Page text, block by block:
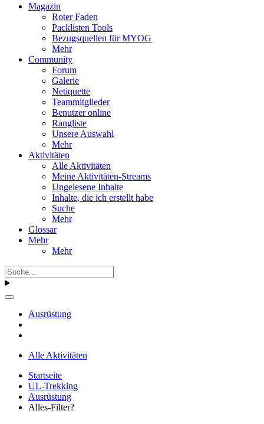
Magazin
Roter Faden
Packlisten Tools
Bezugsquellen für MYOG
Mehr
Community
Forum
Galerie
Netiquette
Teammitglieder
Benutzer online
Rangliste
Unsere Auswahl
Mehr
Aktivitäten
Alle Aktivitäten
Meine Aktivitäten-Streams
Ungelesene Inhalte
Inhalte, die ich erstellt habe
Suche
Mehr
Glossar
Mehr
Mehr
Ausrüstung
Alle Aktivitäten
Startseite
UL-Trekking
Ausrüstung
Alles-Filter?